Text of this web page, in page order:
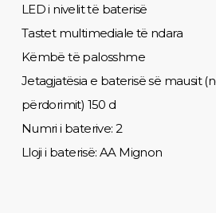
LED i nivelit të baterisë
Tastet multimediale të ndara
Këmbë të palosshme
Jetagjatësia e baterisë së mausit
përdorimit) 150 d
Numri i baterive: 2
Lloji i baterisë: AA Mignon